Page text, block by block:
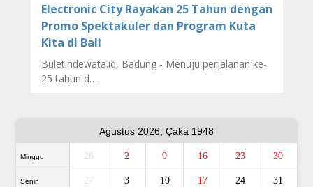
Electronic City Rayakan 25 Tahun dengan
Promo Spektakuler dan Program Kuta
Kita di Bali
Buletindewata.id, Badung - Menuju perjalanan ke-
25 tahun d…
Agustus 2026, Çaka 1948
Minggu 26 2 9 16 23 30
Senin 27 3 10 17 24 31